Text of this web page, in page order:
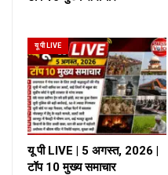
यू पी LIVE
यू पी LIVE | 5 अगस्त, 2026 |
टॉप 10 मुख्य समाचार